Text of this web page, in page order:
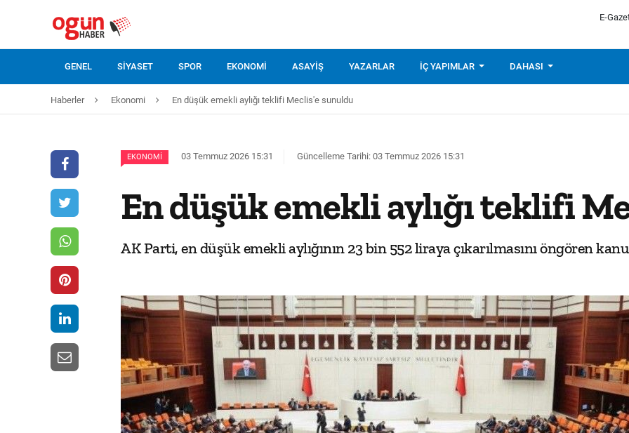
E-
GENEL SIYASET SPOR EKONOMI ASAYIŞ YAZARLAR İÇ YAPIMLAR DAHASI
Haberler Ekonomi En düşük emekli aylığı teklifi Meclis'e sunuldu
EKONOMI 03 Temmuz 2026 15:31 Güncelleme Tarihi: 03 Temmuz 2026 15:31
En düşük emekli aylığı teklifi
AK Parti, en düşük emekli aylığının 23 bin 552 liraya çıkarılmasını öngören